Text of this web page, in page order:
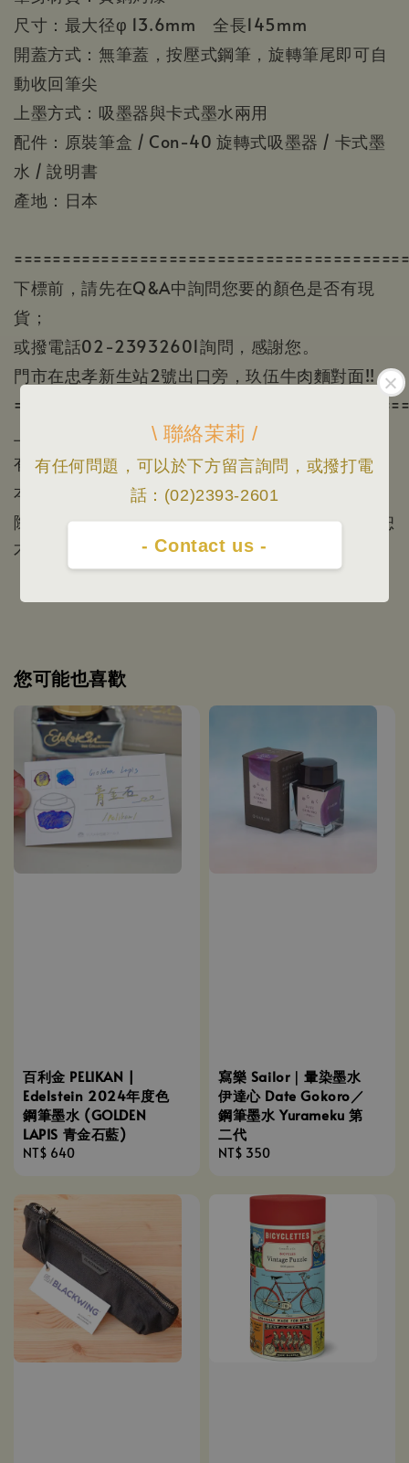
\ 聯絡茉莉 /
有任何問題，可以於下方留言詢問，或撥打電
話：(02)2393-2601
- Contact us -
尺寸：最大径φ 13.6mm 全長145mm
開蓋方式：無筆蓋，按壓式鋼筆，旋轉筆尾即可自
動收回筆尖
上墨方式：吸墨器與卡式墨水兩用
配件：原裝筆盒 / Con-40 旋轉式吸墨器 / 卡式墨
水 / 說明書
產地：日本
下標前，請先在Q&A中詢問您要的顏色是否有現
貨；
或撥電話02-23932601詢問，感謝您。
門市在忠孝新生站2號出口旁，玖伍牛肉麵對面!!
上面的照片顏色因為顯示器顏色或個人視覺感受會
有所差異一切實品為主。
本賣場照片/資訊僅供參考，根據官方公布資料/實
際出貨為主/規格資料以原廠公佈為準，如有變更恕
不另行通知；
您可能也喜歡
百利金 PELIKAN |
Edelstein 2024年度色
鋼筆墨水 (GOLDEN
LAPIS 青金石藍)
Regular
NT$ 640
寫樂 Sailor｜暈染墨水
伊達心 Date Gokoro／
鋼筆墨水 Yurameku 第
二代
Regular
NT$ 350